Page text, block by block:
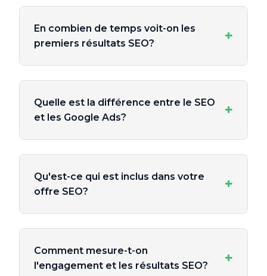
En combien de temps voit-on les
premiers résultats SEO?
+
Quelle est la différence entre le SEO
et les Google Ads?
+
Qu'est-ce qui est inclus dans votre
offre SEO?
+
Comment mesure-t-on
l'engagement et les résultats SEO?
+